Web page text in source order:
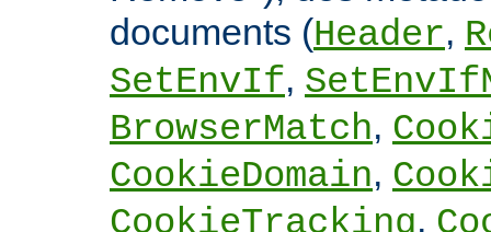
documents (Header,
SetEnvIf,
BrowserMatch,
CookieDomain,
CookieTracking,